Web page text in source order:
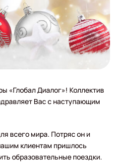
«Глобал Диалог»! Коллектив
Вас с наступающим
всего мира. Потряс он и
клиентам пришлось
образовательные поездки.